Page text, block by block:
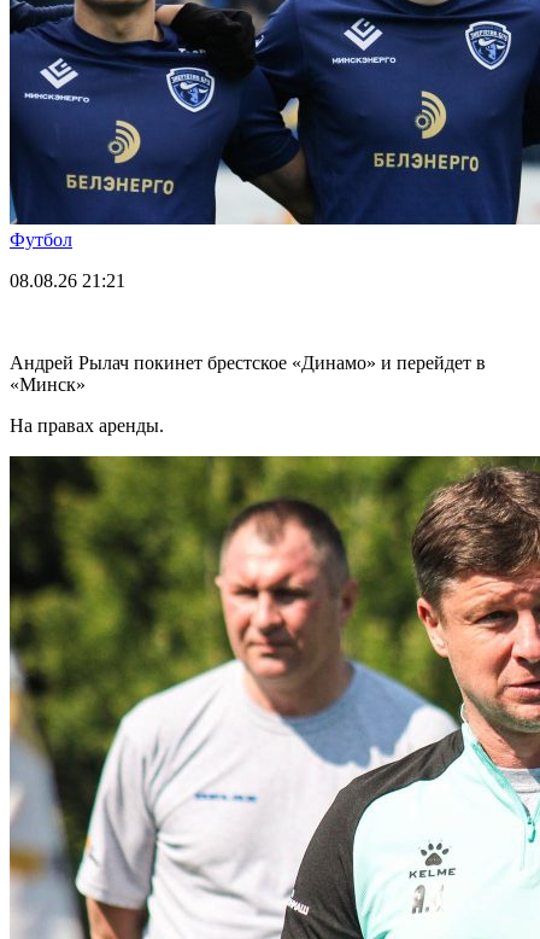
Футбол
08.08.26 21:21
Андрей Рылач покинет брестское «Динамо» и перейдет в
«Минск»
На правах аренды.